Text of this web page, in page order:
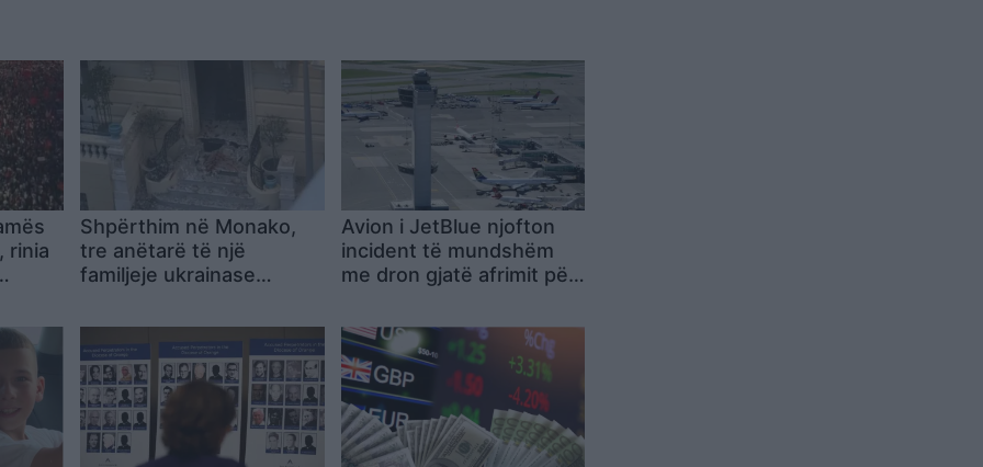
rinia
Shpërthim në Monako,
tre anëtarë të një
familjeje ukrainase
autoritetet verifikojnë
pistën terroriste
Avion i JetBlue njofton
incident të mundshëm
me dron gjatë afrimit për